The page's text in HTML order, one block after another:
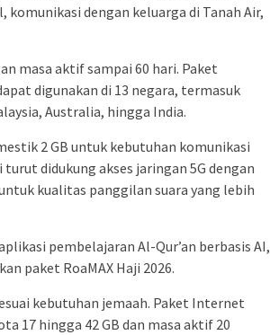
dengan keluarga di Tanah Air,
masa aktif sampai 60 hari. Paket
digunakan di 13 negara, termasuk
Australia, hingga India.
2 GB untuk kebutuhan komunikasi
didukung akses jaringan 5G dengan
kualitas panggilan suara yang lebih
pembelajaran Al-Qur’an berbasis AI,
paket RoaMAX Haji 2026.
kebutuhan jemaah. Paket Internet
17 hingga 42 GB dan masa aktif 20